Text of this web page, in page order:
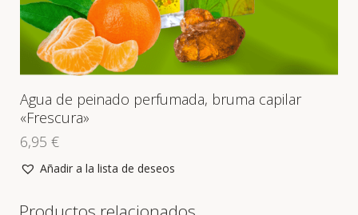
Agua de peinado perfumada, bruma capilar
«Frescura»
6,95 €
Añadir a la lista de deseos